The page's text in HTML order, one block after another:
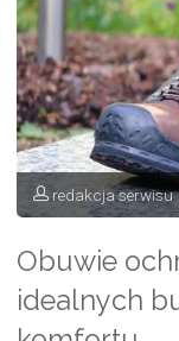
5
modeli!"
redakcja serwisu
Obuwie
idealnych